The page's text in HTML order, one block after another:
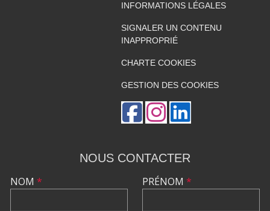
INFORMATIONS LÉGALES
SIGNALER UN CONTENU
INAPPROPRIÉ
CHARTE COOKIES
GESTION DES COOKIES
NOUS CONTACTER
NOM * PRÉNOM *